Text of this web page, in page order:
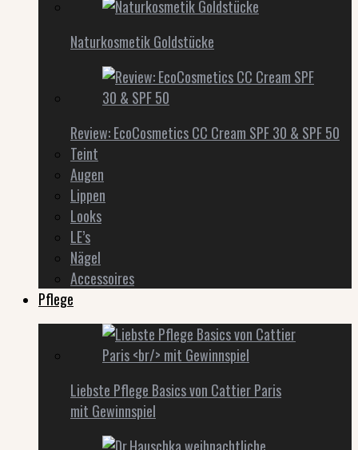
Naturkosmetik Goldstücke
Review: EcoCosmetics CC Cream SPF 30 & SPF 50
Teint
Augen
Lippen
Looks
LE’s
Nägel
Accessoires
Pflege
Liebste Pflege Basics von Cattier Paris
mit Gewinnspiel